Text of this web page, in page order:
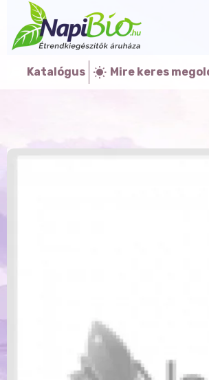
Katalógus Mire keres